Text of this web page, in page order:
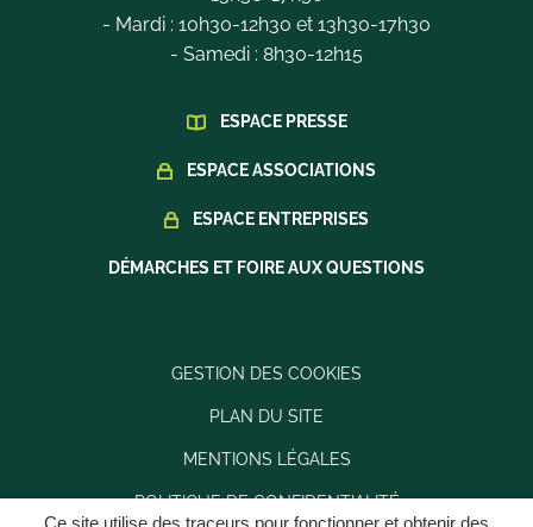
Ce site utilise des traceurs pour fonctionner et obtenir des
- Mardi : 10h30-12h30 et 13h30-17h30
- Samedi : 8h30-12h15
ESPACE PRESSE
ESPACE ASSOCIATIONS
ESPACE ENTREPRISES
DÉMARCHES ET FOIRE AUX QUESTIONS
GESTION DES COOKIES
PLAN DU SITE
MENTIONS LÉGALES
POLITIQUE DE CONFIDENTIALITÉ